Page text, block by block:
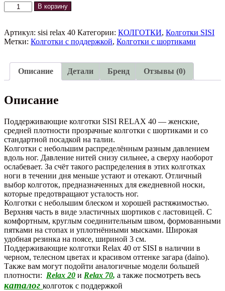
Количество
товара
колготки
RELAX
В корзину
Артикул: sisi relax 40 Категории: КОЛГОТКИ, Колготки SISI
Метки: Колготки с поддержкой, Колготки с шортиками
Описание Детали Бренд Отзывы (0)
Описание
Поддерживающие колготки SISI RELAX 40 — женские,
средней плотности прозрачные колготки с шортиками и со
стандартной посадкой на талии.
Колготки с небольшим распределённым разным давлением
вдоль ног. Давление нитей снизу сильнее, а сверху наоборот
ослабевает. За счёт такого распределения в этих колготках
ноги в течении дня меньше устают и отекают. Отличный
выбор колготок, предназначенных для ежедневной носки,
которые предотвращают усталость ног.
Колготки с небольшим блеском и хорошей растяжимостью.
Верхняя часть в виде эластичных шортиков с ластовицей. С
комфортным, круглым соединительным швом, формованными
пятками на стопах и уплотнёнными мысками. Широкая
удобная резинка на поясе, шириной 3 см.
Поддерживающие колготки Relax 40 от SISI в наличии в
черном, телесном цветах и красивом оттенке загара (daino).
Также вам могут подойти аналогичные модели большей
плотности: Relax 20 и Relax 70, а также посмотреть весь
каталог колготок с поддержкой